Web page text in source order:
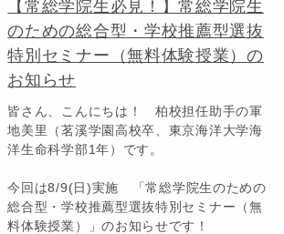
【常総学院生必見！】常総学院生
のための総合型・学校推薦型選抜
特別セミナー（無料体験授業）の
お知らせ
皆さん、こんにちは！ 柏校担任助手の軍
地美里（茗溪学園高校卒、東京海洋大学海
洋生命科学部1年）です。
今回は8/9(日)実施 「常総学院生のための
総合型・学校推薦型選抜特別セミナー（無
料体験授業）」のお知らせです！